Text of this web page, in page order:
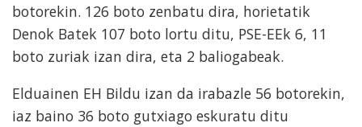
botorekin. 126 boto zenbatu dira, horietatik
Denok Batek 107 boto lortu ditu, PSE-EEk 6, 11
boto zuriak izan dira, eta 2 baliogabeak.
Elduainen EH Bildu izan da irabazle 56 botorekin,
iaz baino 36 boto gutxiago eskuratu ditu